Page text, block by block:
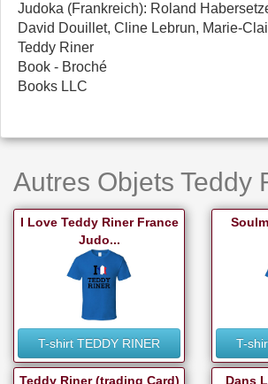
Judoka (Frankreich): Roland
David Douillet, Cline Lebrun, Marie-
Teddy Riner
Book - Broché
Books LLC
Autres Objets Teddy
I Love Teddy Riner France
Judo...
T-shirt TEDDY RINER T-
Teddy Riner (trading Card)
Dans